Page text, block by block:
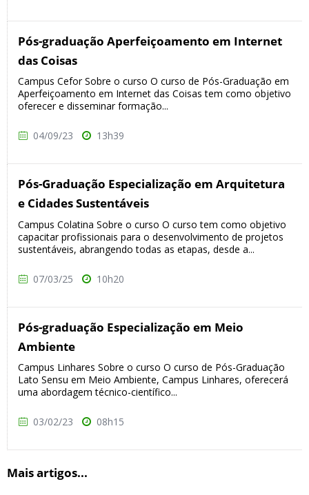
Pós-graduação Aperfeiçoamento em Internet
das Coisas
Campus Cefor Sobre o curso O curso de Pós-Graduação em
Aperfeiçoamento em Internet das Coisas tem como objetivo
oferecer e disseminar formação...
04/09/23 13h39
Pós-Graduação Especialização em Arquitetura
e Cidades Sustentáveis
Campus Colatina Sobre o curso O curso tem como objetivo
capacitar profissionais para o desenvolvimento de projetos
sustentáveis, abrangendo todas as etapas, desde a...
07/03/25 10h20
Pós-graduação Especialização em Meio
Ambiente
Campus Linhares Sobre o curso O curso de Pós-Graduação
Lato Sensu em Meio Ambiente, Campus Linhares, oferecerá
uma abordagem técnico-científico...
03/02/23 08h15
Mais artigos...